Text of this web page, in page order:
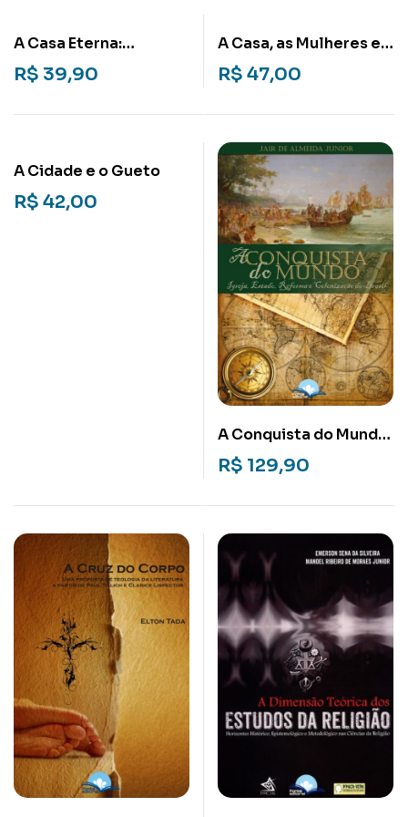
A Casa Eterna:
Conversas com Rubem
Alves
R$ 39,90
A Casa, as Mulheres e a
Igreja: Gênero e
religião no contexto
R$ 47,00
A Cidade e o Gueto
R$ 42,00
A Conquista do Mundo:
Igreja, Estado,
Reforma e Colinização
R$ 129,90